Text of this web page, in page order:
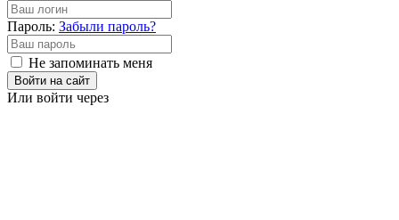
Пароль: Забыли пароль?
Не запоминать меня
Войти на сайт
Или войти через